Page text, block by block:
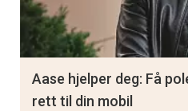
Aase hjelper deg: Få
rett til din mobil